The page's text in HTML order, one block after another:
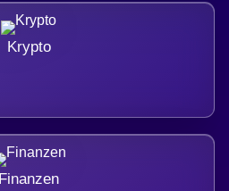
Krypto
Finanzen